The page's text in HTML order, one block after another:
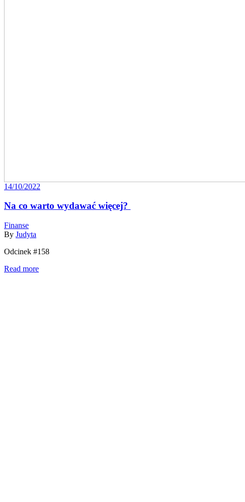
14/10/2022
Na co warto wydawać więcej?
Finanse
By Judyta
Odcinek #158
Read more